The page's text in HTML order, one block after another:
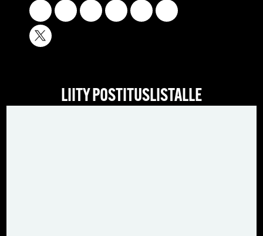
LIITY POSTITUSLISTALLE